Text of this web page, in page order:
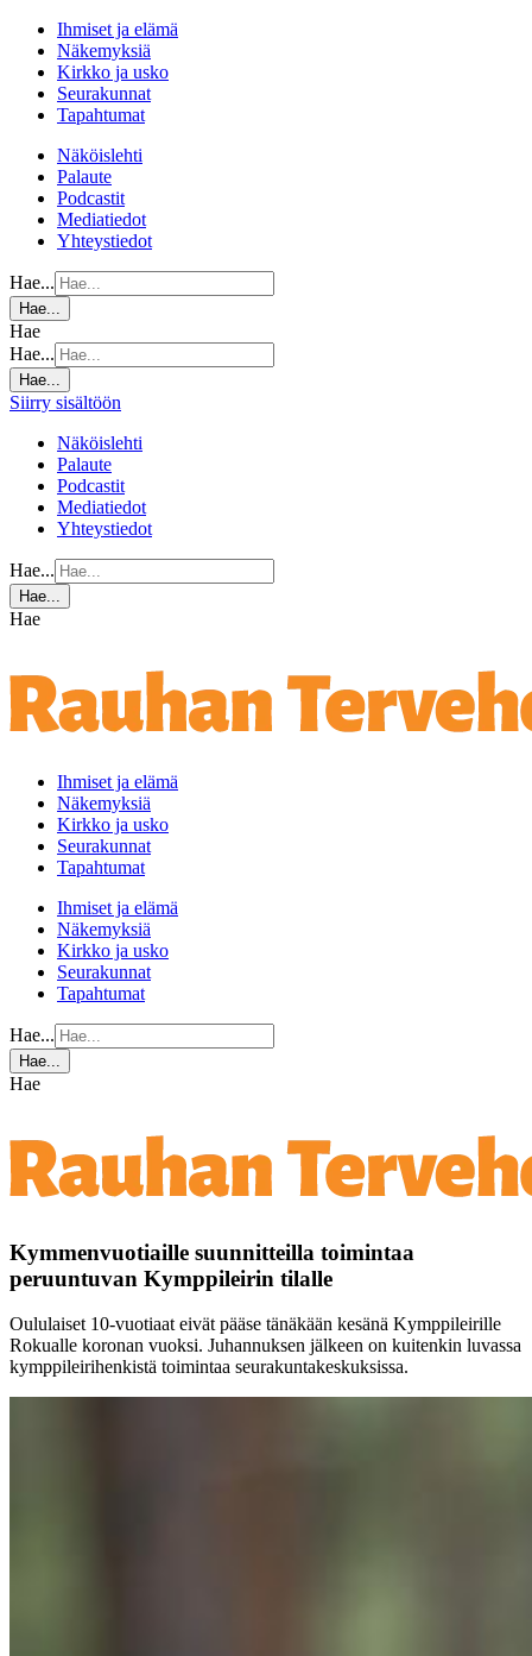
Ihmiset ja elämä
Näkemyksiä
Kirkko ja usko
Seurakunnat
Tapahtumat
Näköislehti
Palaute
Podcastit
Mediatiedot
Yhteystiedot
Hae...
Hae...
Hae
Hae...
Hae...
Siirry sisältöön
Näköislehti
Palaute
Podcastit
Mediatiedot
Yhteystiedot
Hae...
Hae...
Hae
Ihmiset ja elämä
Näkemyksiä
Kirkko ja usko
Seurakunnat
Tapahtumat
Ihmiset ja elämä
Näkemyksiä
Kirkko ja usko
Seurakunnat
Tapahtumat
Hae...
Hae...
Hae
Kymmenvuotiaille suunnitteilla toimintaa
peruuntuvan Kymppileirin tilalle
Oululaiset 10-vuotiaat eivät pääse tänäkään kesänä Kymppileirille
Rokualle koronan vuoksi. Juhannuksen jälkeen on kuitenkin luvassa
kymppileirihenkistä toimintaa seurakuntakeskuksissa.